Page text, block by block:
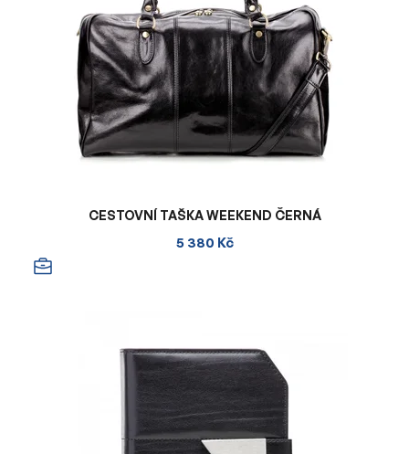
CESTOVNÍ TAŠKA WEEKEND ČERNÁ
5 380 Kč